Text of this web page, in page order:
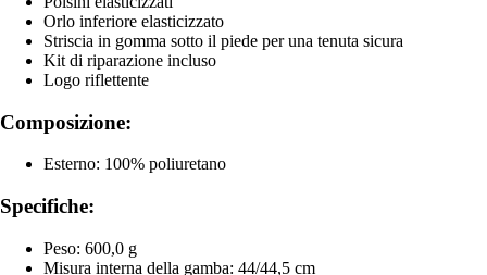
Orlo inferiore elasticizzato
Striscia in gomma sotto il piede per una tenuta sicura
Kit di riparazione incluso
Logo riflettente
Composizione:
Esterno: 100% poliuretano
Specifiche:
Peso: 600,0 g
Misura interna della gamba: 44/44,5 cm